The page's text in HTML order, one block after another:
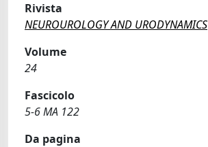
Rivista
NEUROUROLOGY AND URODYNAMICS
Volume
24
Fascicolo
5-6 MA 122
Da pagina